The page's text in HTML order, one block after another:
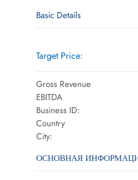
Basic Details
Target Price:
Gross Revenue
EBITDA
Business ID:
Country
City:
ОСНОВНАЯ